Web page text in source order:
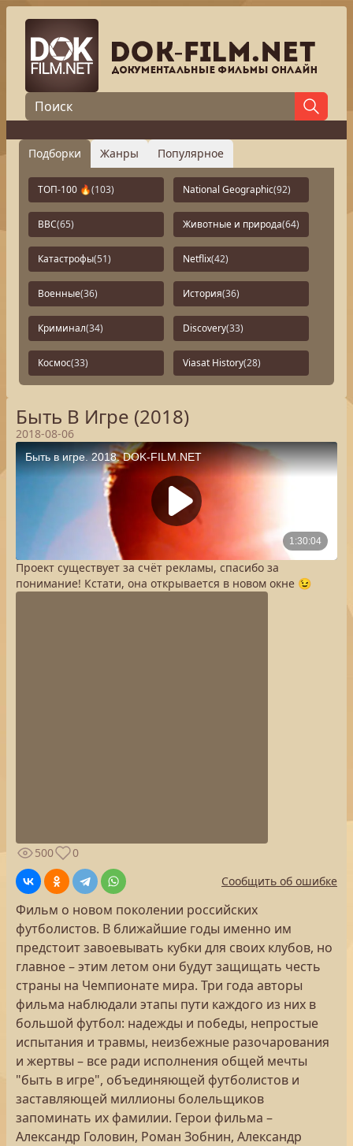
Подборки Жанры Популярное
ТОП-100 🔥(103) National Geographic(92)
BBC(65) Животные и природа(64)
Катастрофы(51) Netflix(42)
Военные(36) История(36)
Криминал(34) Discovery(33)
Космос(33) Viasat History(28)
Быть В Игре (2018)
2018-08-06
Проект существует за счёт рекламы, спасибо за
понимание! Кстати, она открывается в новом окне 😉
500
0
Сообщить об ошибке
Фильм о новом поколении российских
футболистов. В ближайшие годы именно им
предстоит завоевывать кубки для своих клубов, но
главное – этим летом они будут защищать честь
страны на Чемпионате мира. Три года авторы
фильма наблюдали этапы пути каждого из них в
большой футбол: надежды и победы, непростые
испытания и травмы, неизбежные разочарования
и жертвы – все ради исполнения общей мечты
"быть в игре", объединяющей футболистов и
заставляющей миллионы болельщиков
запоминать их фамилии. Герои фильма –
Александр Головин, Роман Зобнин, Александр